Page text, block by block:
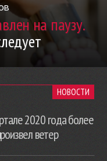
на паузу.
НОВОСТИ
2020 года более
ветер